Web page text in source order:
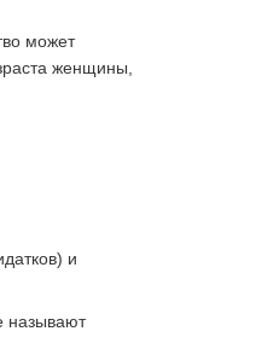
может
женщины,
и
называют